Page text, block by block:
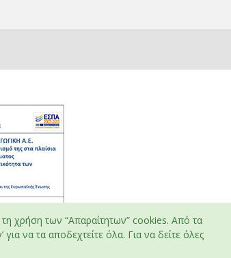
χρήση των “Απαραίτητων” cookies. Από τα
να τα αποδεχτείτε όλα. Για να δείτε όλες